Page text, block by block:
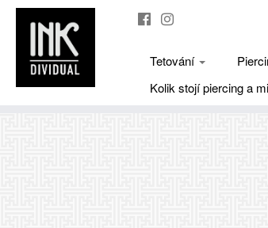
Tetování
Kolik stojí piercing a